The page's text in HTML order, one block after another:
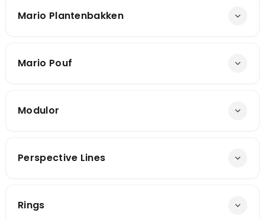
Mario Plantenbakken
Mario Pouf
Modulor
Perspective Lines
Rings